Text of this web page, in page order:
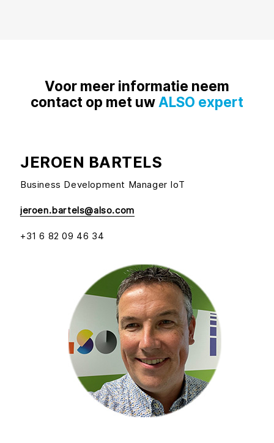
Voor meer informatie neem
contact op met uw ALSO expert
JEROEN BARTELS
Business Development Manager IoT
jeroen.bartels@also.com
+31 6 82 09 46 34